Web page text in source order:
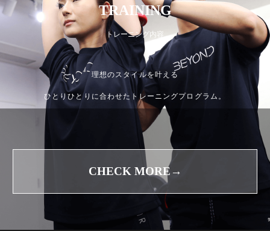
TRAINING
トレーニング内容
理想のスタイルを叶える
ひとりひとりに合わせたトレーニングプログラム。
CHECK MORE→